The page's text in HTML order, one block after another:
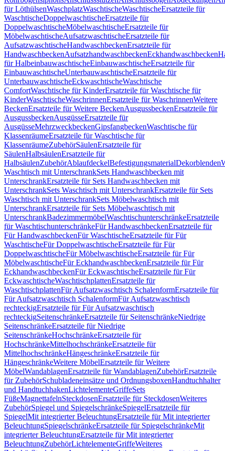
für LöthülsenWaschplatzWaschtischeWaschtischeErsatzteile für
WaschtischeDoppelwaschtischeErsatzteile für
DoppelwaschtischeMöbelwaschtischeErsatzteile für
MöbelwaschtischeAufsatzwaschtischeErsatzteile für
AufsatzwaschtischeHandwaschbeckenErsatzteile für
HandwaschbeckenAufsatzhandwaschbeckenEckhandwaschbecken
für HalbeinbauwaschtischeEinbauwaschtischeErsatzteile für
EinbauwaschtischeUnterbauwaschtischeErsatzteile für
UnterbauwaschtischeEckwaschtischeWaschtische
ComfortWaschtische für KinderErsatzteile für Waschtische für
KinderWaschtischeWaschrinnenErsatzteile für WaschrinnenWeitere
BeckenErsatzteile für Weitere BeckenAusgussbeckenErsatzteile für
AusgussbeckenAusgüsseErsatzteile für
AusgüsseMehrzweckbeckenGipsfangbeckenWaschtische für
KlassenräumeErsatzteile für Waschtische für
KlassenräumeZubehörSäulenErsatzteile für
SäulenHalbsäulenErsatzteile für
HalbsäulenZubehörAblaufdeckelBefestigungsmaterialDekorblenden
Waschtisch mit UnterschrankSets Handwaschbecken mit
UnterschrankErsatzteile für Sets Handwaschbecken mit
UnterschrankSets Waschtisch mit UnterschrankErsatzteile für Sets
Waschtisch mit UnterschrankSets Möbelwaschtisch mit
UnterschrankErsatzteile für Sets Möbelwaschtisch mit
UnterschrankBadezimmermöbelWaschtischunterschränkeErsatzteile
für WaschtischunterschränkeFür HandwaschbeckenErsatzteile für
Für HandwaschbeckenFür WaschtischeErsatzteile für Für
WaschtischeFür DoppelwaschtischeErsatzteile für Für
DoppelwaschtischeFür MöbelwaschtischeErsatzteile für Für
MöbelwaschtischeFür EckhandwaschbeckenErsatzteile für Für
EckhandwaschbeckenFür EckwaschtischeErsatzteile für Für
EckwaschtischeWaschtischplattenErsatzteile für
WaschtischplattenFür Aufsatzwaschtisch SchalenformErsatzteile für
Für Aufsatzwaschtisch SchalenformFür Aufsatzwaschtisch
rechteckigErsatzteile für Für Aufsatzwaschtisch
rechteckigSeitenschränkeErsatzteile für SeitenschränkeNiedrige
SeitenschränkeErsatzteile für Niedrige
SeitenschränkeHochschränkeErsatzteile für
HochschränkeMittelhochschränkeErsatzteile für
MittelhochschränkeHängeschränkeErsatzteile für
HängeschränkeWeitere MöbelErsatzteile für Weitere
MöbelWandablagenErsatzteile für WandablagenZubehörErsatzteile
für ZubehörSchubladeneinsätze und OrdnungsboxenHandtuchhalter
und HandtuchhakenLichtelementeGriffeSets
FüßeMagnettafelnSteckdosenErsatzteile für SteckdosenWeiteres
ZubehörSpiegel und SpiegelschränkeSpiegelErsatzteile für
SpiegelMit integrierter BeleuchtungErsatzteile für Mit integrierter
BeleuchtungSpiegelschränkeErsatzteile für SpiegelschränkeMit
integrierter BeleuchtungErsatzteile für Mit integrierter
BeleuchtungZubehörLichtelementeGriffeWeiteres